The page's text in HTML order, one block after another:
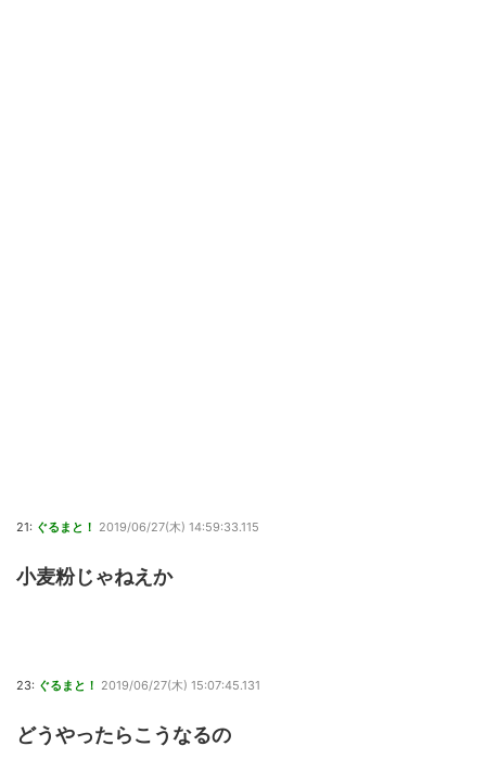
21: ぐるまと！ 2019/06/27(木) 14:59:33.115
小麦粉じゃねえか
23: ぐるまと！ 2019/06/27(木) 15:07:45.131
どうやったらこうなるの